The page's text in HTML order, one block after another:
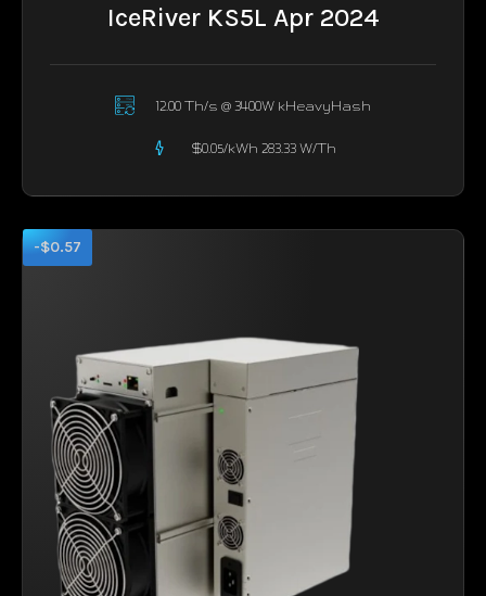
IceRiver KS5L Apr 2024
12.00 Th/s @ 3400W kHeavyHash
$0.05/kWh 283.33 W/Th
-$0.57